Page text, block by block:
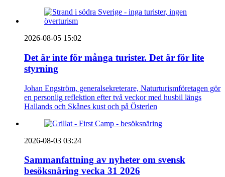
2026-08-05 15:02
Det är inte för många turister. Det är för lite
styrning
Johan Engström, generalsekreterare, Naturturismföretagen gör
en personlig reflektion efter två veckor med husbil längs
Hallands och Skånes kust och på Österlen
2026-08-03 03:24
Sammanfattning av nyheter om svensk
besöksnäring vecka 31 2026